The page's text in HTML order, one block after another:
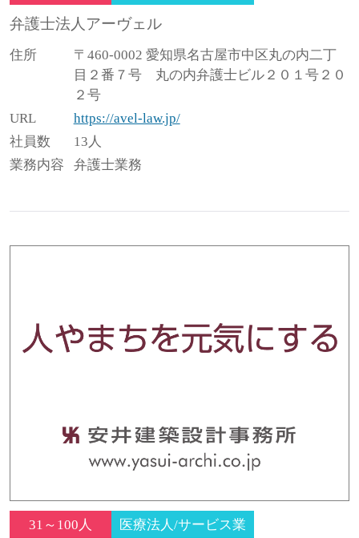
弁護士法人アーヴェル
住所
〒460-0002 愛知県名古屋市中区丸の内二丁
目２番７号 丸の内弁護士ビル２０１号２０
２号
URL
https://avel-law.jp/
社員数
13人
業務内容
弁護士業務
31～100人 医療法人/サービス業